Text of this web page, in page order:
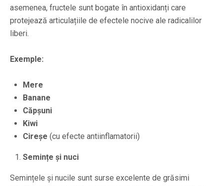
asemenea, fructele sunt bogate în antioxidanți care
protejează articulațiile de efectele nocive ale radicalilor
liberi.
Exemple:
Mere
Banane
Căpșuni
Kiwi
Cireșe (cu efecte antiinflamatorii)
Semințe și nuci
Semințele și nucile sunt surse excelente de grăsimi